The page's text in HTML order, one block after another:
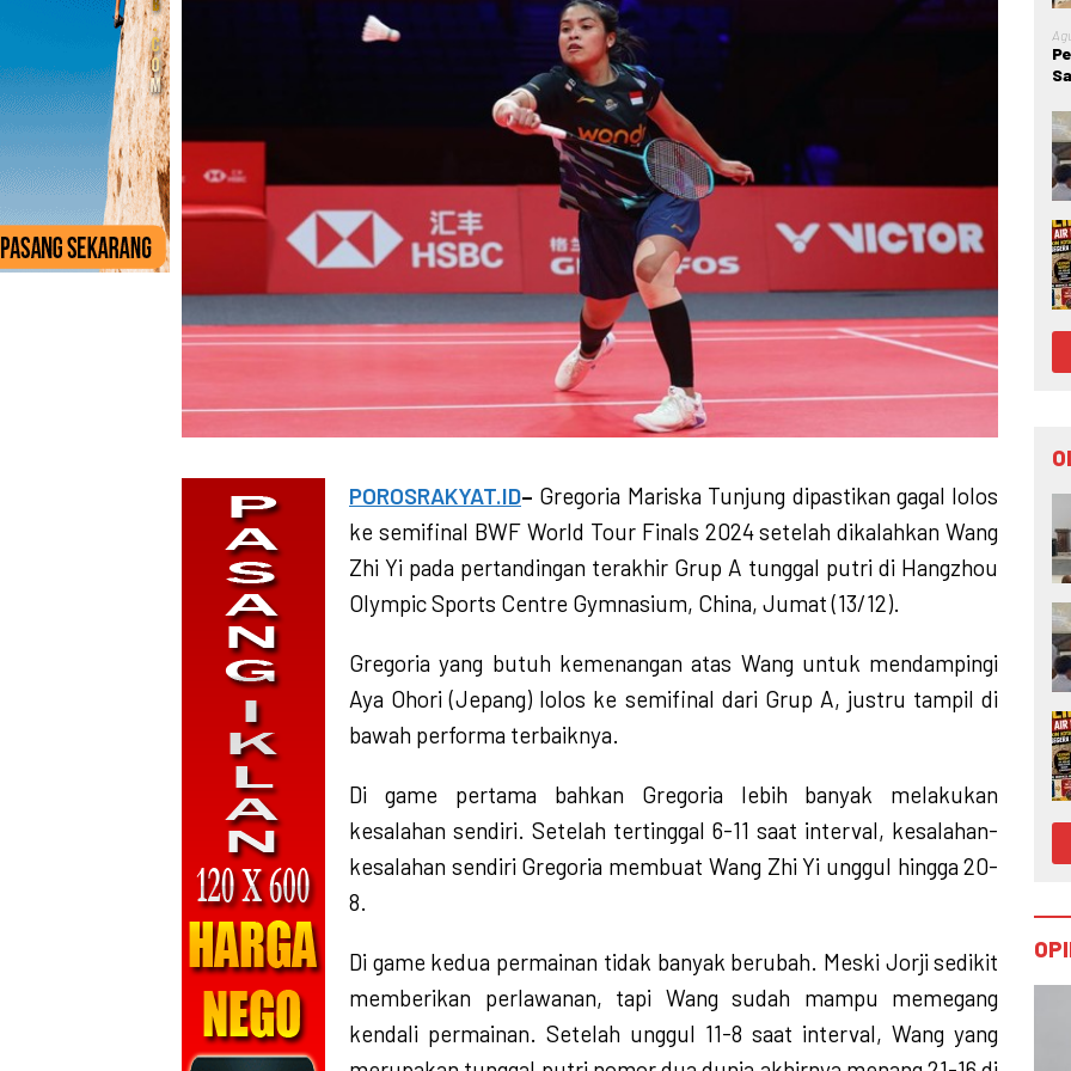
POROSRAKYAT.ID– Gregoria Mariska Tunjung dipastikan gagal lolos
ke semifinal BWF World Tour Finals 2024 setelah dikalahkan Wang
Zhi Yi pada pertandingan terakhir Grup A tunggal putri di Hangzhou
Olympic Sports Centre Gymnasium, China, Jumat (13/12).
Gregoria yang butuh kemenangan atas Wang untuk mendampingi
Aya Ohori (Jepang) lolos ke semifinal dari Grup A, justru tampil di
bawah performa terbaiknya.
Di game pertama bahkan Gregoria lebih banyak melakukan
kesalahan sendiri. Setelah tertinggal 6-11 saat interval, kesalahan-
kesalahan sendiri Gregoria membuat Wang Zhi Yi unggul hingga 20-
8.
Di game kedua permainan tidak banyak berubah. Meski Jorji sedikit
memberikan perlawanan, tapi Wang sudah mampu memegang
kendali permainan. Setelah unggul 11-8 saat interval, Wang yang